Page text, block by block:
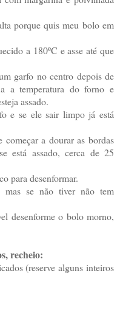
porque quis meu bolo em
a 180ºC e asse até que
garfo no centro depois de
a temperatura do forno e
assado.
e se ele sair limpo já está
a dourar as bordas
está assado, cerca de 25
para desenformar.
se não tiver não tem
desenforme o bolo morno,
recheio:
(reserve alguns inteiros